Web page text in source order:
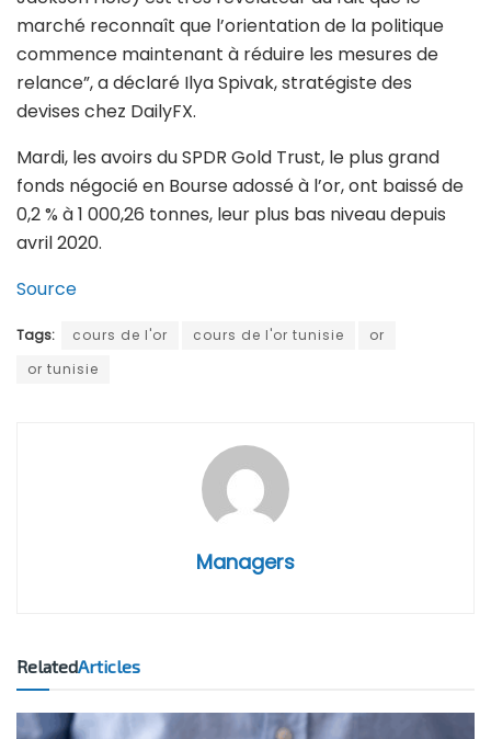
marché reconnaît que l’orientation de la politique
commence maintenant à réduire les mesures de
relance”, a déclaré Ilya Spivak, stratégiste des
devises chez DailyFX.
Mardi, les avoirs du SPDR Gold Trust, le plus grand
fonds négocié en Bourse adossé à l’or, ont baissé de
0,2 % à 1 000,26 tonnes, leur plus bas niveau depuis
avril 2020.
Source
Tags: cours de l'or cours de l'or tunisie
or
or tunisie
Managers
RelatedArticles